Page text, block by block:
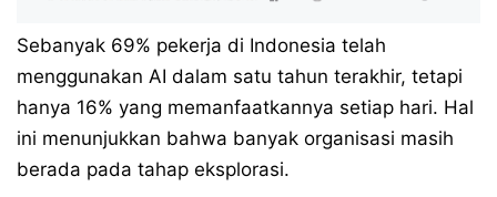
Sebanyak 69% pekerja di Indonesia telah
menggunakan AI dalam satu tahun terakhir, tetapi
hanya 16% yang memanfaatkannya setiap hari. Hal
ini menunjukkan bahwa banyak organisasi masih
berada pada tahap eksplorasi.